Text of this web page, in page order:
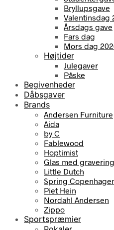
Bryllupsgave
Valentinsdag
Årsdags gave
Fars dag
Mors dag
Højtider
Julegaver
Påske
Begivenheder
Dåbsgaver
Brands
Andersen Furniture
Aida
by C
Fablewood
Hoptimist
Glas med gravering
Little Dutch
Spring
Piet Hein
Nordahl Andersen
Zippo
Sportspræmier